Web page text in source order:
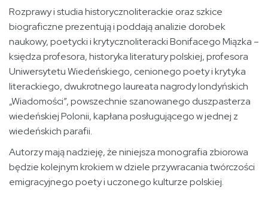
Rozprawy i studia historycznoliterackie oraz szkice
biograficzne prezentują i poddają analizie dorobek
naukowy, poetycki i krytycznoliteracki Bonifacego Miązka –
księdza profesora, historyka literatury polskiej, profesora
Uniwersytetu Wiedeńskiego, cenionego poety i krytyka
literackiego, dwukrotnego laureata nagrody londyńskich
„Wiadomości”, powszechnie szanowanego duszpasterza
wiedeńskiej Polonii, kapłana posługującego w jednej z
wiedeńskich parafii.
Autorzy mają nadzieję, że niniejsza monografia zbiorowa
będzie kolejnym krokiem w dziele przywracania twórczości
emigracyjnego poety i uczonego kulturze polskiej.